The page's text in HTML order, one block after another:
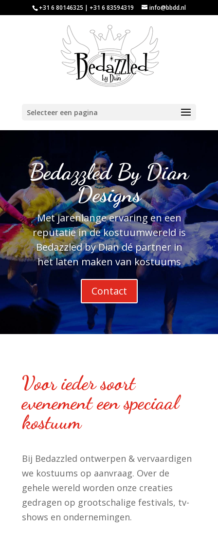
+31 6 80146325 | +31 6 83594319 info@bbdd.nl
Selecteer een pagina
Bedazzled By Dian
Designs
Met jarenlange ervaring en een
reputatie in de kostuumwereld is
Bedazzled by Dian dé partner in
het laten maken van kostuums
Contact
Voor ieder soort
evenement een speciaal
kostuum
Bij Bedazzled ontwerpen & vervaardigen
we kostuums op aanvraag. Over de
gehele wereld worden onze creaties
gedragen op grootschalige festivals, tv-
shows en ondernemingen.